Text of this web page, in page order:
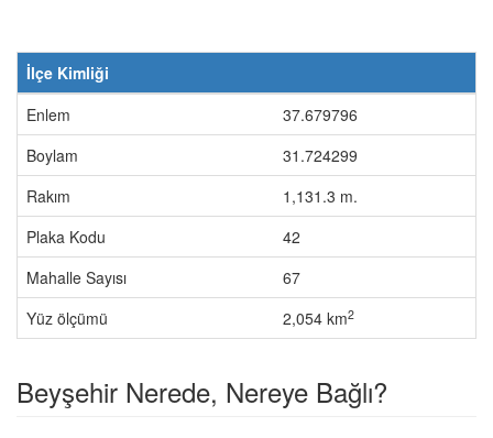
İlçe Kimliği
Enlem
37.679796
Boylam
31.724299
Rakım
1,131.3 m.
Plaka Kodu
42
Mahalle Sayısı
67
Yüz ölçümü
2,054 km2
Beyşehir Nerede, Nereye Bağlı?